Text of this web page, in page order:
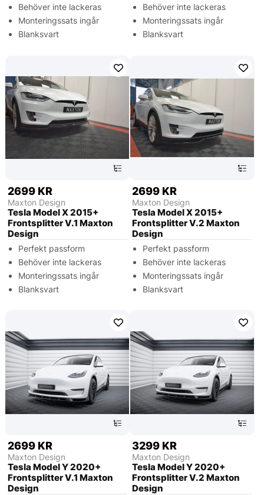
Behöver inte lackeras
Monteringssats ingår
Blanksvart
Behöver inte lackeras
Monteringssats ingår
Blanksvart
2699 KR
Maxton Design
Tesla Model X 2015+
Frontsplitter V.1 Maxton
Design
Perfekt passform
Behöver inte lackeras
Monteringssats ingår
Blanksvart
2699 KR
Maxton Design
Tesla Model X 2015+
Frontsplitter V.2 Maxton
Design
Perfekt passform
Behöver inte lackeras
Monteringssats ingår
Blanksvart
2699 KR
Maxton Design
Tesla Model Y 2020+
Frontsplitter V.1 Maxton
Design
3299 KR
Maxton Design
Tesla Model Y 2020+
Frontsplitter V.2 Maxton
Design